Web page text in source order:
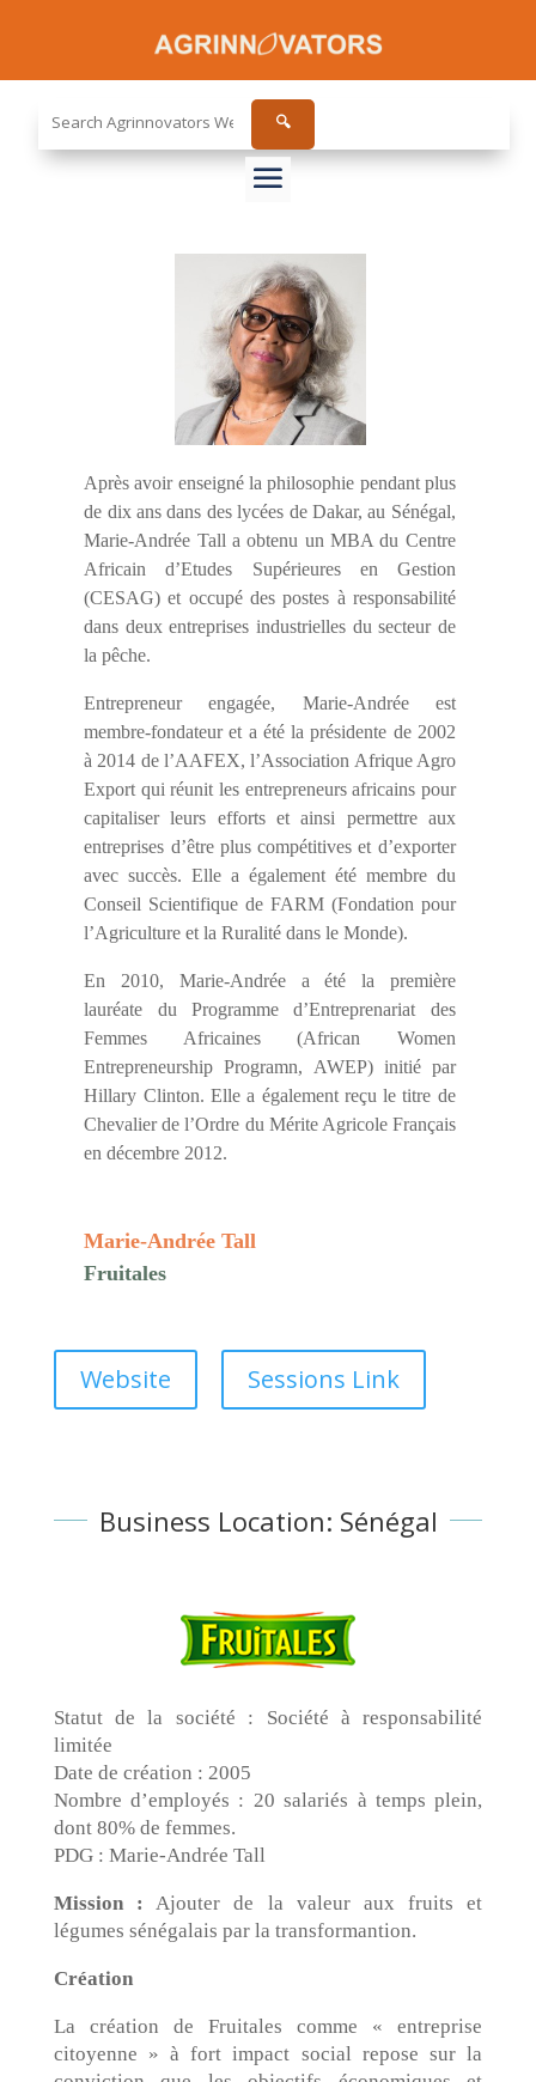
site...
🔍
Après avoir enseigné la philosophie pendant plus
de dix ans dans des lycées de Dakar, au Sénégal,
Marie-Andrée Tall a obtenu un MBA du Centre
Africain d’Etudes Supérieures en Gestion
(CESAG) et occupé des postes à responsabilité
dans deux entreprises industrielles du secteur de
la pêche.
Entrepreneur engagée, Marie-Andrée est
membre-fondateur et a été la présidente de 2002
à 2014 de l’AAFEX, l’Association Afrique Agro
Export qui réunit les entrepreneurs africains pour
capitaliser leurs efforts et ainsi permettre aux
entreprises d’être plus compétitives et d’exporter
avec succès. Elle a également été membre du
Conseil Scientifique de FARM (Fondation pour
l’Agriculture et la Ruralité dans le Monde).
En 2010, Marie-Andrée a été la première
lauréate du Programme d’Entreprenariat des
Femmes Africaines (African Women
Entrepreneurship Programn, AWEP) initié par
Hillary Clinton. Elle a également reçu le titre de
Chevalier de l’Ordre du Mérite Agricole Français
en décembre 2012.
Marie-Andrée Tall
Fruitales
Website Sessions Link
Business Location: Sénégal
Statut de la société : Société à responsabilité
limitée
Date de création : 2005
Nombre d’employés : 20 salariés à temps plein,
dont 80% de femmes.
PDG : Marie-Andrée Tall
Mission :
Ajouter de la valeur aux fruits et
légumes sénégalais par la transformantion.
Création
La création de Fruitales comme « entreprise
citoyenne » à fort impact social repose sur la